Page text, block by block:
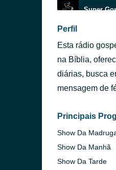
Super
TEMPO
Perfil
Esta rádio
na Bíblia,
diárias, busca
mensagem de
Principais
Show Da
Show Da Manhã
Show Da Tarde